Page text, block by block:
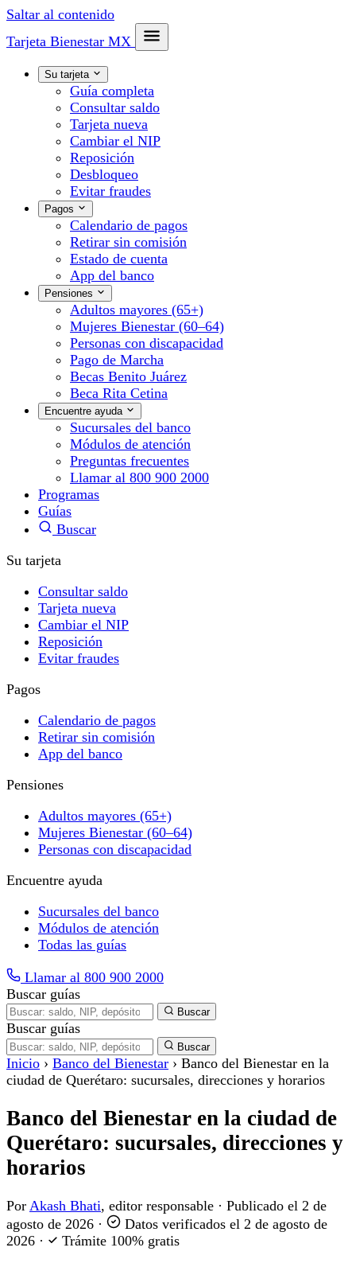
Saltar al contenido
Tarjeta Bienestar MX
Su tarjeta
Guía completa
Consultar saldo
Tarjeta nueva
Cambiar el NIP
Reposición
Desbloqueo
Evitar fraudes
Pagos
Calendario de pagos
Retirar sin comisión
Estado de cuenta
App del banco
Pensiones
Adultos mayores (65+)
Mujeres Bienestar (60–64)
Personas con discapacidad
Pago de Marcha
Becas Benito Juárez
Beca Rita Cetina
Encuentre ayuda
Sucursales del banco
Módulos de atención
Preguntas frecuentes
Llamar al 800 900 2000
Programas
Guías
Buscar
Su tarjeta
Consultar saldo
Tarjeta nueva
Cambiar el NIP
Reposición
Evitar fraudes
Pagos
Calendario de pagos
Retirar sin comisión
App del banco
Pensiones
Adultos mayores (65+)
Mujeres Bienestar (60–64)
Personas con discapacidad
Encuentre ayuda
Sucursales del banco
Módulos de atención
Todas las guías
Llamar al 800 900 2000
Buscar guías
Buscar
Buscar guías
Buscar
Inicio › Banco del Bienestar › Banco del Bienestar en la
ciudad de Querétaro: sucursales, direcciones y horarios
Banco del Bienestar en la ciudad de
Querétaro: sucursales, direcciones y
horarios
Por Akash Bhati, editor responsable · Publicado el 2 de
agosto de 2026 · Datos verificados el 2 de agosto de
2026 ·
Trámite 100% gratis